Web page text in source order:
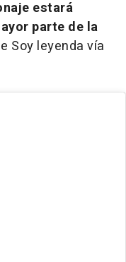
estará
parte de la
Soy leyenda vía